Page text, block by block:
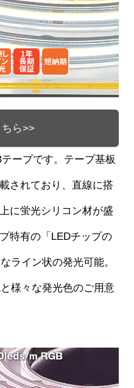
ら>>
ープです。テープ基板
されており、直線に搭
に蛍光シリコン材が盛
特有の「LEDチップの
ライン状の発光可能。
様々な発光色のご用意